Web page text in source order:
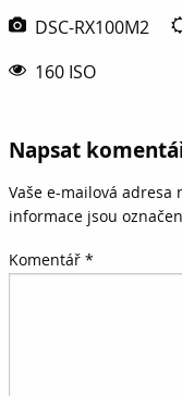
DSC-RX100M2
160 ISO
Napsat
Vaše e-mailová adresa
informace jsou
Komentář *